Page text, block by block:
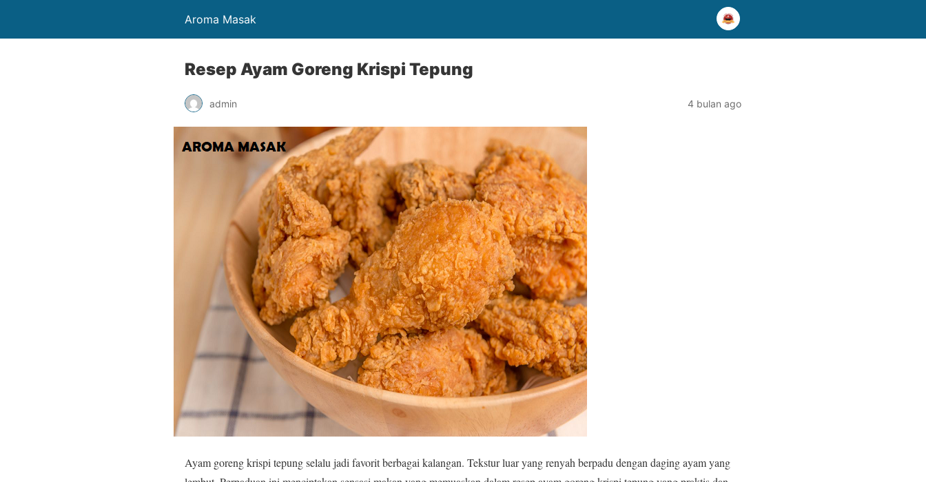
Aroma Masak
Resep Ayam Goreng Krispi Tepung
admin 4 bulan ago
Ayam goreng krispi tepung selalu jadi favorit berbagai kalangan. Tekstur luar yang renyah berpadu dengan daging ayam yang